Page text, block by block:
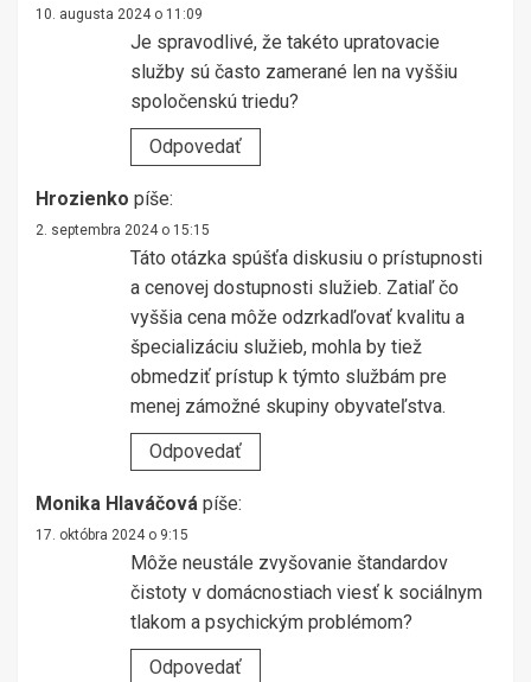
10. augusta 2024 o 11:09
Je spravodlivé, že takéto upratovacie
služby sú často zamerané len na vyššiu
spoločenskú triedu?
Odpovedať
Hrozienko píše:
2. septembra 2024 o 15:15
Táto otázka spúšťa diskusiu o prístupnosti
a cenovej dostupnosti služieb. Zatiaľ čo
vyššia cena môže odzrkadľovať kvalitu a
špecializáciu služieb, mohla by tiež
obmedziť prístup k týmto službám pre
menej zámožné skupiny obyvateľstva.
Odpovedať
Monika Hlaváčová píše:
17. októbra 2024 o 9:15
Môže neustále zvyšovanie štandardov
čistoty v domácnostiach viesť k sociálnym
tlakom a psychickým problémom?
Odpovedať